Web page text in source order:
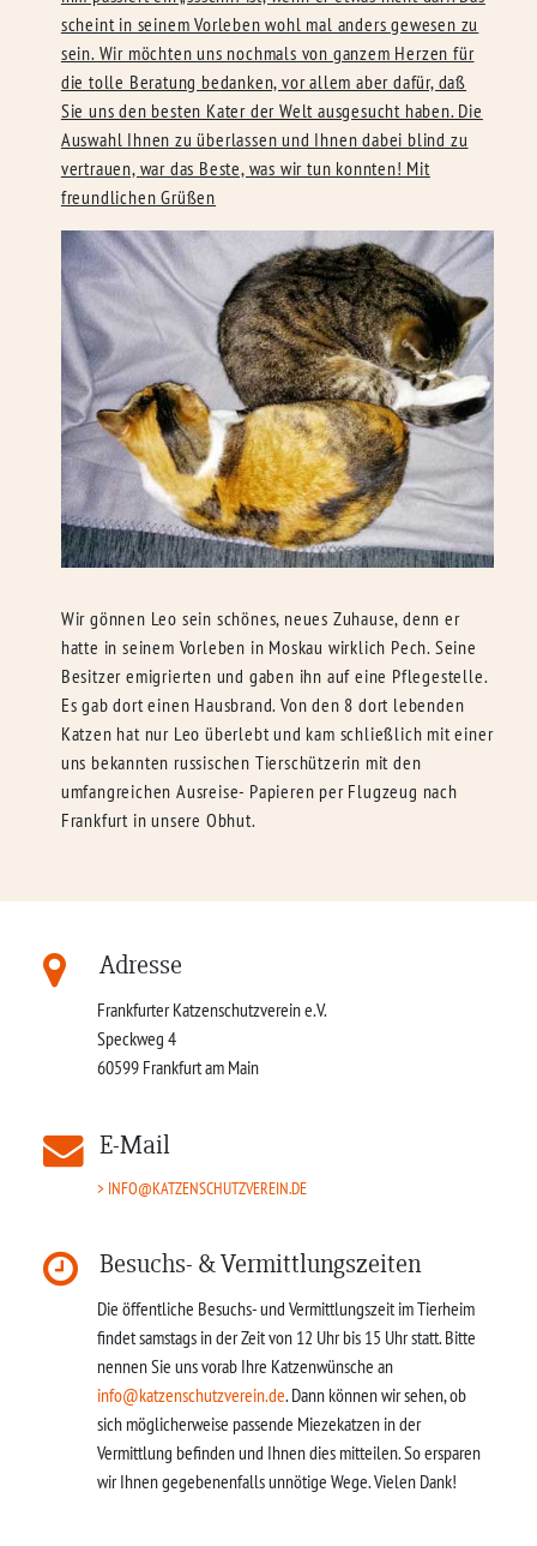
scheint in seinem Vorleben wohl mal anders gewesen zu
sein. Wir möchten uns nochmals von ganzem Herzen für
die tolle Beratung bedanken, vor allem aber dafür, daß
Sie uns den besten Kater der Welt ausgesucht haben. Die
Auswahl Ihnen zu überlassen und Ihnen dabei blind zu
vertrauen, war das Beste, was wir tun konnten! Mit
freundlichen Grüßen
Wir gönnen Leo sein schönes, neues Zuhause, denn er
hatte in seinem Vorleben in Moskau wirklich Pech. Seine
Besitzer emigrierten und gaben ihn auf eine Pflegestelle.
Es gab dort einen Hausbrand. Von den 8 dort lebenden
Katzen hat nur Leo überlebt und kam schließlich mit einer
uns bekannten russischen Tierschützerin mit den
umfangreichen Ausreise- Papieren per Flugzeug nach
Frankfurt in unsere Obhut.
Adresse
Frankfurter Katzenschutzverein e.V.
Speckweg 4
60599 Frankfurt am Main
E-Mail
INFO@KATZENSCHUTZVEREIN.DE
Besuchs- & Vermittlungszeiten
Die öffentliche Besuchs- und Vermittlungszeit im Tierheim
findet samstags in der Zeit von 12 Uhr bis 15 Uhr statt. Bitte
nennen Sie uns vorab Ihre Katzenwünsche an
info@katzenschutzverein.de. Dann können wir sehen, ob
sich möglicherweise passende Miezekatzen in der
Vermittlung befinden und Ihnen dies mitteilen. So ersparen
wir Ihnen gegebenenfalls unnötige Wege. Vielen Dank!